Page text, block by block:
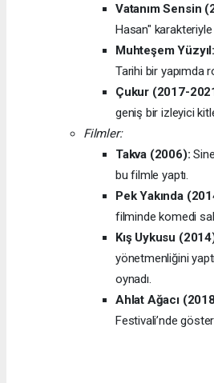
Vatanım Sensin
Hasan" karakteriyle
Muhteşem
Tarihi bir yapımda
Çukur (2017-
geniş bir izleyici
Filmler:
Takva (2006):
bu filmle yaptı.
Pek Yakında
filminde komedi
Kış Uykusu
yönetmenliğini
oynadı.
Ahlat Ağacı
Festivali’nde